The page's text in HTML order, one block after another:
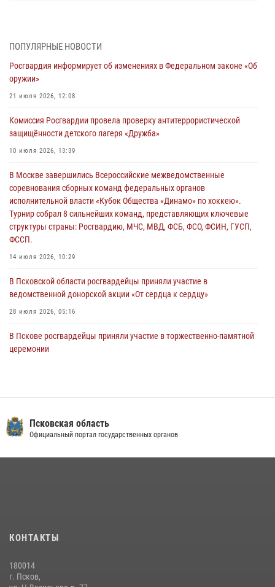
03 августа 2026, 17:21
21 единицу оружия изъяли Псковские росгвардейцы за неделю
03 августа 2026, 14:10
безопасности во время празднования Дня ВДВ
02 августа 2026, 13:28
улицу Труда
31 июля 2026, 13:53
В Санкт-Петербурге прошел окружной этап ежегодного
Всероссийского конкурса профессионального мастерства среди
сотрудников вневедомственной охраны Росгвардии, Псковские
Росгвардейцы одержали победу
ПОПУЛЯРНЫЕ НОВОСТИ
Росгвардия информирует об изменениях в Федеральном законе «Об
оружии»
21 июля 2026, 12:08
Комиссия Росгвардии провела проверку антитеррористической
защищённости детского лагеря «Дружба»
10 июля 2026, 13:39
В Москве завершились Всероссийские межведомственные
соревнования сборных команд федеральных органов
исполнительной власти «Кубок Общества «Динамо» по хоккею».
Турнир собрал 8 сильнейших команд, представляющих ключевые
структуры страны: Росгвардию, МЧС, МВД, ФСБ, ФСО, ФСИН, ГУСП,
ФССП.
14 июля 2026, 10:29
В Псковской области росгвардейцы приняли участие в
ведомственной донорской акции «От сердца к сердцу»
28 июля 2026, 05:16
В Пскове росгвардейцы приняли участие в торжественно-памятной
церемонии
сотрудников вневедомственной охраны Росгвардии, Псковские
Росгвардейцы одержали победу
сутки пресекли в областном центре серию краж
Сотрудники вневедомственной охраны Росгвардии пресекли
Псковская область
Официальный портал государственных органов
КОНТАКТЫ
180014
г. Псков,